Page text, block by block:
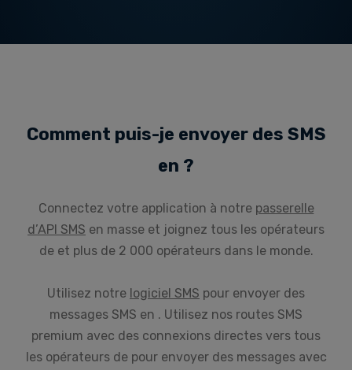
Comment puis-je envoyer des SMS
en ?
Connectez votre application à notre passerelle
d’API SMS en masse et joignez tous les opérateurs
de et plus de 2 000 opérateurs dans le monde.
Utilisez notre logiciel SMS pour envoyer des
messages SMS en . Utilisez nos routes SMS
premium avec des connexions directes vers tous
les opérateurs de pour envoyer des messages avec